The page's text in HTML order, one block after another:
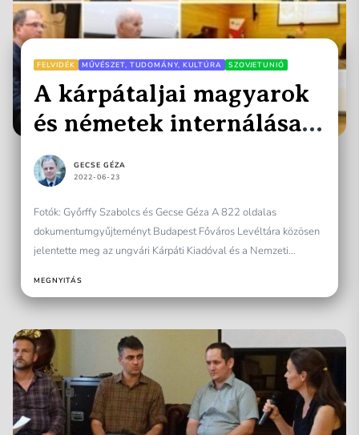
FELVIDÉK MŰVÉSZET, TUDOMÁNY, KULTÚRA SZOVJETUNIÓ
A kárpátaljai magyarok
és németek internálása
és deportálása 1944 és
1955 között
GECSE GÉZA
2022-06-23
Fotók: Győrffy Szabolcs és Gecse Géza A 822 oldalas
dokumentumgyűjteményt Budapest Főváros Levéltára közösen
jelentette meg az ungvári Kárpáti Kiadóval és a Nemzeti
MEGNYITÁS